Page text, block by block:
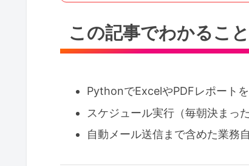
この記事でわかること
PythonでExcelやPDFレポート
スケジュール実行（毎朝決まっ
自動メール送信まで含めた業務